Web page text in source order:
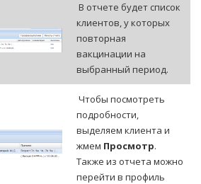
В отчете будет список
клиентов, у которых
повторная
вакцинации на
выбранный период.
Чтобы посмотреть
подробности,
выделяем клиента и
жмем Просмотр.
Также из отчета можно
перейти в профиль